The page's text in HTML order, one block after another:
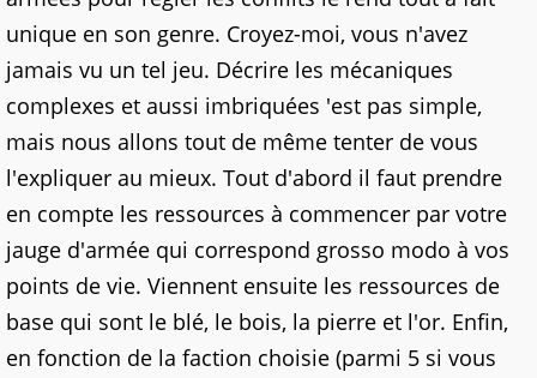
unique en son genre. Croyez-moi, vous n'avez
jamais vu un tel jeu. Décrire les mécaniques
complexes et aussi imbriquées 'est pas simple,
mais nous allons tout de même tenter de vous
l'expliquer au mieux. Tout d'abord il faut prendre
en compte les ressources à commencer par votre
jauge d'armée qui correspond grosso modo à vos
points de vie. Viennent ensuite les ressources de
base qui sont le blé, le bois, la pierre et l'or. Enfin,
en fonction de la faction choisie (parmi 5 si vous